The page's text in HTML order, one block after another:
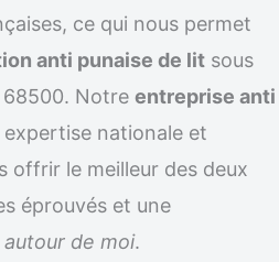
ce qui nous permet
anti punaise de lit sous
68500. Notre entreprise anti
nationale et
offrir le meilleur des deux
éprouvés et une
autour de moi.